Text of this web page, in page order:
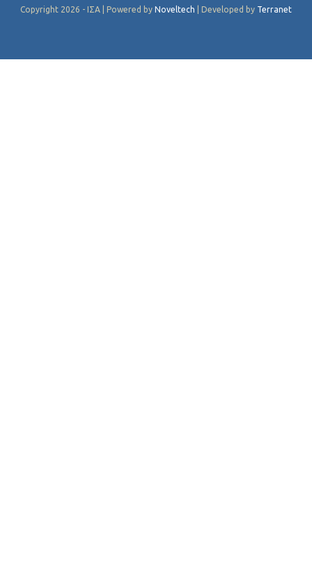
Copyright 2026 - ΙΣΑ | Powered by Noveltech | Developed by Terranet